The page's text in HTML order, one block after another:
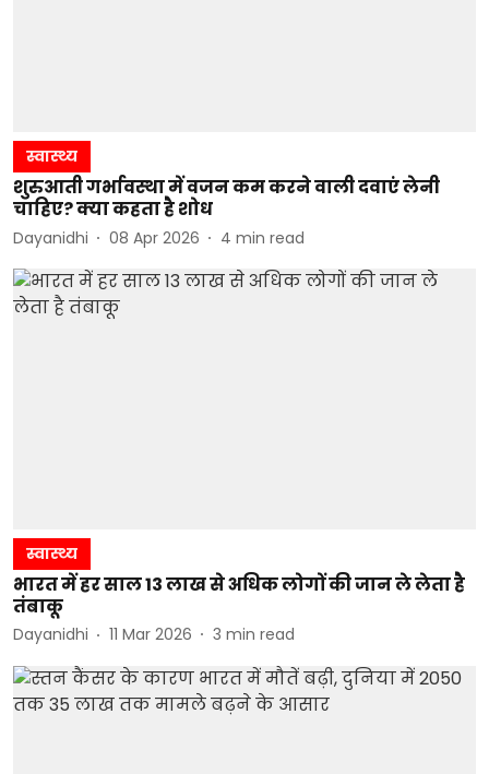
स्वास्थ्य
शुरुआती गर्भावस्था में वजन कम करने वाली दवाएं लेनी
चाहिए? क्या कहता है शोध
Dayanidhi 08 Apr 2026 4 min read
स्वास्थ्य
भारत में हर साल 13 लाख से अधिक लोगों की जान ले लेता है
तंबाकू
Dayanidhi 11 Mar 2026 3 min read